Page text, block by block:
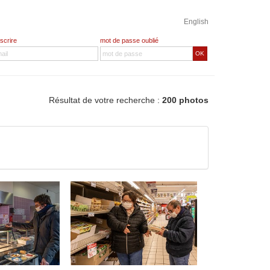
English
mot de passe oublié
OK
Résultat de votre recherche : 200 photos